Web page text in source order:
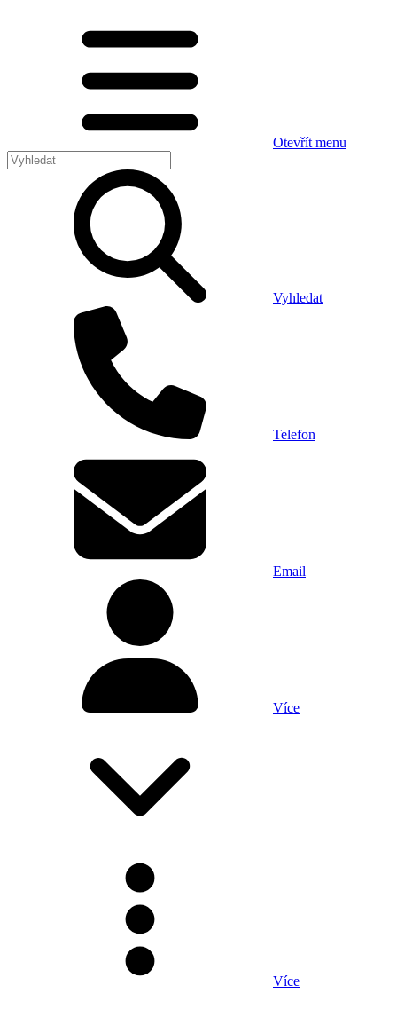
Otevřít menu
Vyhledat
Telefon
Email
Více
Více